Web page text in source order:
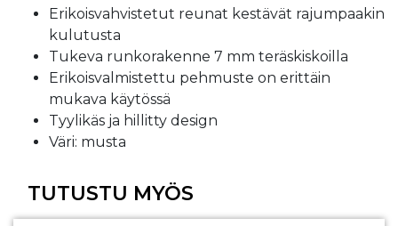
Erikoisvahvistetut reunat kestävät rajumpaakin
kulutusta
Tukeva runkorakenne 7 mm teräskiskoilla
Erikoisvalmistettu pehmuste on erittäin
mukava käytössä
Tyylikäs ja hillitty design
Väri: musta
TUTUSTU MYÖS